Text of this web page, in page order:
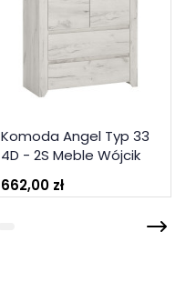
Komoda Angel Typ 33
4D - 2S Meble Wójcik
662,00 zł